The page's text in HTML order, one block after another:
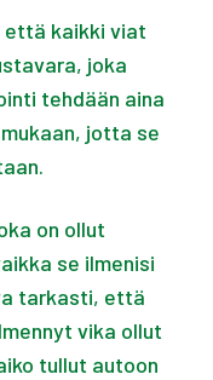
että kaikki viat
joka
tehdään aina
jotta se
on ollut
se ilmenisi
tarkasti, että
vika ollut
tullut autoon